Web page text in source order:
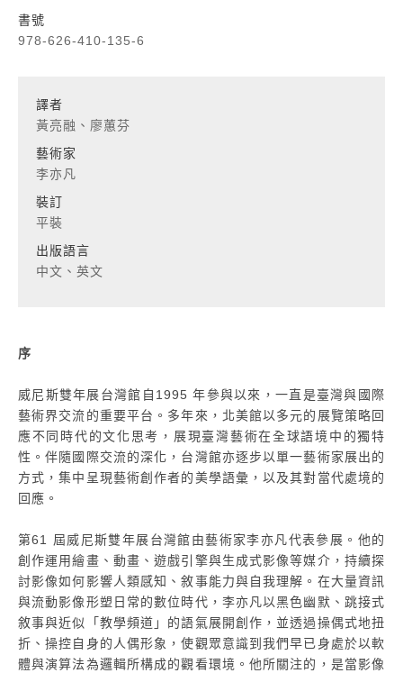
書號
978-626-410-135-6
譯者
黃亮融、廖蕙芬
藝術家
李亦凡
裝訂
平裝
出版語言
中文、英文
序
威尼斯雙年展台灣館自1995 年參與以來，一直是臺灣與國際
藝術界交流的重要平台。多年來，北美館以多元的展覽策略回
應不同時代的文化思考，展現臺灣藝術在全球語境中的獨特
性。伴隨國際交流的深化，台灣館亦逐步以單一藝術家展出的
方式，集中呈現藝術創作者的美學語彙，以及其對當代處境的
回應。
第61 屆威尼斯雙年展台灣館由藝術家李亦凡代表參展。他的
創作運用繪畫、動畫、遊戲引擎與生成式影像等媒介，持續探
討影像如何影響人類感知、敘事能力與自我理解。在大量資訊
與流動影像形塑日常的數位時代，李亦凡以黑色幽默、跳接式
敘事與近似「教學頻道」的語氣展開創作，並透過操偶式地扭
折、操控自身的人偶形象，使觀眾意識到我們早已身處於以軟
體與演算法為邏輯所構成的觀看環境。他所關注的，是當影像